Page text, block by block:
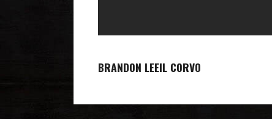
BRANDON LEEIL CORVO